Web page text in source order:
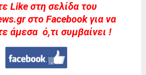
Like στη σελίδα του
στο Facebook για να
άμεσα ό,τι συμβαίνει !